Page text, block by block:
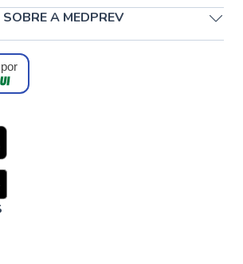
SOBRE A MEDPREV